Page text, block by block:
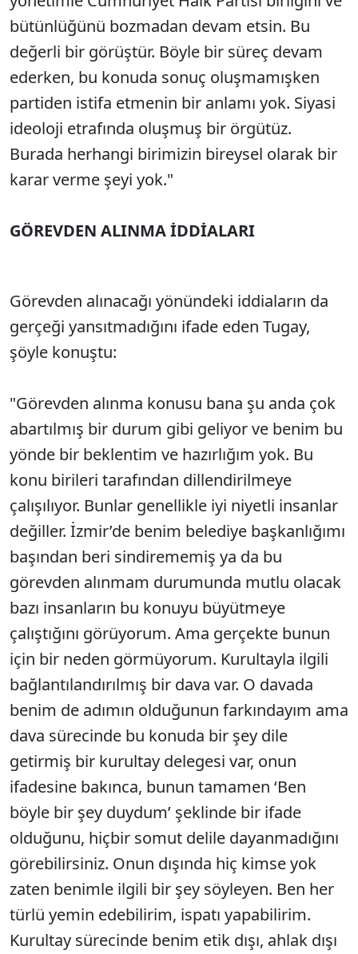
bütünlüğünü bozmadan devam etsin. Bu
değerli bir görüştür. Böyle bir süreç devam
ederken, bu konuda sonuç oluşmamışken
partiden istifa etmenin bir anlamı yok. Siyasi
ideoloji etrafında oluşmuş bir örgütüz.
Burada herhangi birimizin bireysel olarak bir
karar verme şeyi yok."
GÖREVDEN ALINMA İDDİALARI
Görevden alınacağı yönündeki iddiaların da
gerçeği yansıtmadığını ifade eden Tugay,
şöyle konuştu:
"Görevden alınma konusu bana şu anda çok
abartılmış bir durum gibi geliyor ve benim bu
yönde bir beklentim ve hazırlığım yok. Bu
konu birileri tarafından dillendirilmeye
çalışılıyor. Bunlar genellikle iyi niyetli insanlar
değiller. İzmir’de benim belediye başkanlığımı
başından beri sindirememiş ya da bu
görevden alınmam durumunda mutlu olacak
bazı insanların bu konuyu büyütmeye
çalıştığını görüyorum. Ama gerçekte bunun
için bir neden görmüyorum. Kurultayla ilgili
bağlantılandırılmış bir dava var. O davada
benim de adımın olduğunun farkındayım ama
dava sürecinde bu konuda bir şey dile
getirmiş bir kurultay delegesi var, onun
ifadesine bakınca, bunun tamamen ‘Ben
böyle bir şey duydum’ şeklinde bir ifade
olduğunu, hiçbir somut delile dayanmadığını
görebilirsiniz. Onun dışında hiç kimse yok
zaten benimle ilgili bir şey söyleyen. Ben her
türlü yemin edebilirim, ispatı yapabilirim.
Kurultay sürecinde benim etik dışı, ahlak dışı